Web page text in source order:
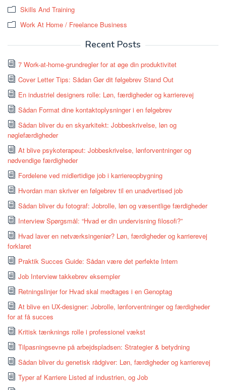
Skills And Training
Work At Home / Freelance Business
Recent Posts
7 Work-at-home-grundregler for at øge din produktivitet
Cover Letter Tips: Sådan Gør dit følgebrev Stand Out
En industriel designers rolle: Løn, færdigheder og karrierevej
Sådan Format dine kontaktoplysninger i en følgebrev
Sådan bliver du en skyarkitekt: Jobbeskrivelse, løn og
nøglefærdigheder
At blive psykoterapeut: Jobbeskrivelse, lønforventninger og
nødvendige færdigheder
Fordelene ved midlertidige job i karriereopbygning
Hvordan man skriver en følgebrev til en unadvertised job
Sådan bliver du fotograf: Jobrolle, løn og væsentlige færdigheder
Interview Spørgsmål: “Hvad er din undervisning filosofi?”
Hvad laver en netværksingeniør? Løn, færdigheder og karrierevej
forklaret
Praktik Succes Guide: Sådan være det perfekte Intern
Job Interview takkebrev eksempler
Retningslinjer for Hvad skal medtages i en Genoptag
At blive en UX-designer: Jobrolle, lønforventninger og færdigheder
for at få succes
Kritisk tænknings rolle i professionel vækst
Tilpasningsevne på arbejdspladsen: Strategier & betydning
Sådan bliver du genetisk rådgiver: Løn, færdigheder og karrierevej
Typer af Karriere Listed af industrien, og Job